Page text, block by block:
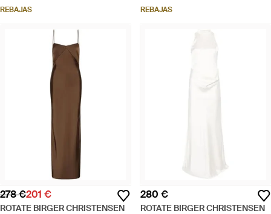
REBAJAS REBAJAS
278 €201 €
ROTATE BIRGER CHRISTENSEN
280 €
ROTATE BIRGER CHRISTENSEN